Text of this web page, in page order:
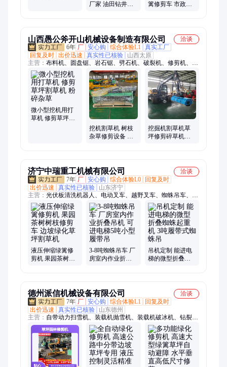
厂家 油田钻井液
篱修剪车 市政公
山西愚公斧开山机械设备制造有限公司
洽谈
6年 厂 安心购 综合体验L1 真实工厂
回复及时 出价迅速 真实性已核验
山西太原
主营： 布料机、圆盘锯、岩石锯、劈石机、破裂机、修剪机、伸
缩臂、劈裂机、撑裂机、混凝土、割草机、膨胀机、低开石、截
桩机、石分裂、机器石、破桩机、分裂机、开采石头、隧道掘
进、硬度岩石、桩破除机、放炮开山、分裂设备、自动设备
微小型挖机用打
草机 修剪草坪割
挖机割草机 树枝
杂草修剪设备 液
挖掘机割草机草
坪修剪碎草机边
济宁中瑞重工机械有限公司
洽谈
7年 厂 安心购 综合体验L0
回复及时
出价迅速
真实性已核验
山东济宁
主营： 光伏板清洗机器人、电动叉车、越野叉车、蜘蛛吊车、液
压卷扬机、农用车、随车吊、液压绞车、高空作业车、四不像、
小吊车、自卸车、挖沙挖土、加装挖机、吊一体车、小挖沟机、
农用自卸、轮式吊车、四轮随车、自制随车
液压伸缩绿篱修
剪机 果园茶树树
3-8吨蜘蛛吊车 厂
房室内作业折叠
吊机定制 能进电
梯的微型折叠蜘
德州派信机械设备有限公司
洽谈
7年 厂 安心购 综合体验L1
回复及时
出价迅速
真实性已核验
山东德州
主营： 自带动力扫雪机、装载机抛雪机、装载机破冰机、钻裂一
体机、挖掘机岩石锯、挖掘机破碎斗、挖掘机筛分斗、挖掘机开
沟机、挖改钻机、岩石劈裂机、非固化喷涂机、挖掘机电杆夹、
挖掘机碎草机、护栏清洗机、挖掘机碎木机、挖掘机抱夹锯、淤
泥固化搅拌头、挖掘机滚筒夯、挖掘机旋耕机、螺旋方孔钻机、
岩石劈裂棒、车载式推雪铲、高速公路绿篱修剪机、车载式扫雪